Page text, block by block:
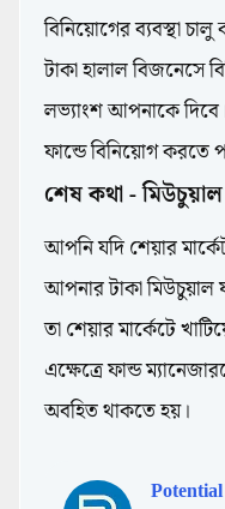
বিনিয়োগের ব্যবস্থা
টাকা হালাল বিজনেসে
লভ্যাংশ আপনাকে
ফান্ডে বিনিয়োগ করতে
শেষ কথা - মিউচুয়াল
আপনি যদি শেয়ার
আপনার টাকা মিউচুয়াল
তা শেয়ার মার্কেটে
এক্ষেত্রে ফান্ড
অবহিত থাকতে হয়।